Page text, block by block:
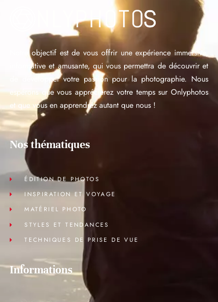
Notre objectif est de vous offrir une expérience immersive,
informative et amusante, qui vous permettra de découvrir et
de développer votre passion pour la photographie. Nous
espérons que vous apprécierez votre temps sur Onlyphotos
et que vous en apprendrez autant que nous !
Nos thématiques
ÉDITION DE PHOTOS
INSPIRATION ET VOYAGE
MATÉRIEL PHOTO
STYLES ET TENDANCES
TECHNIQUES DE PRISE DE VUE
Informations